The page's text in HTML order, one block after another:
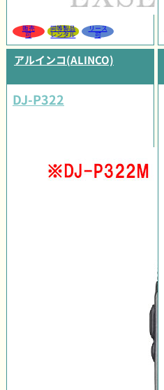
販売
可
同等製品
レンタル
リース
可
アルインコ(ALINCO)
DJ-P322